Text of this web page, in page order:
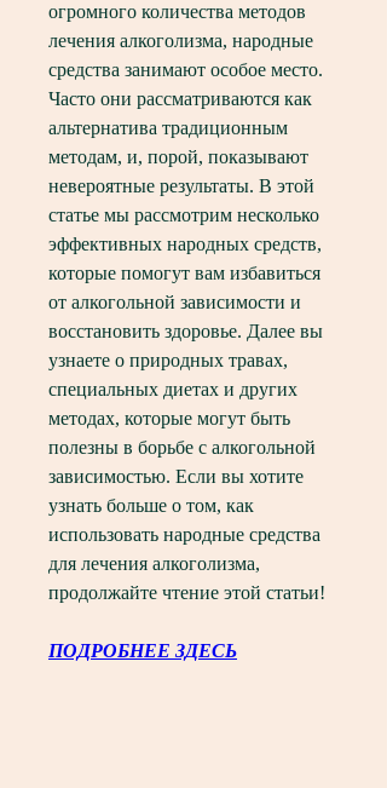
огромного количества методов
лечения алкоголизма, народные
средства занимают особое место.
Часто они рассматриваются как
альтернатива традиционным
методам, и, порой, показывают
невероятные результаты. В этой
статье мы рассмотрим несколько
эффективных народных средств,
которые помогут вам избавиться
от алкогольной зависимости и
восстановить здоровье. Далее вы
узнаете о природных травах,
специальных диетах и других
методах, которые могут быть
полезны в борьбе с алкогольной
зависимостью. Если вы хотите
узнать больше о том, как
использовать народные средства
для лечения алкоголизма,
продолжайте чтение этой статьи!
ПОДРОБНЕЕ ЗДЕСЬ